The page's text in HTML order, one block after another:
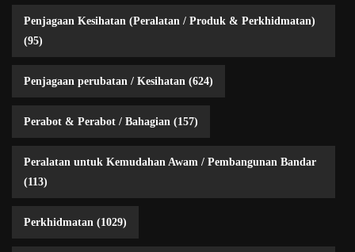
Penjagaan Kesihatan (Peralatan / Produk & Perkhidmatan)
(95)
Penjagaan perubatan / Kesihatan (624)
Perabot & Perabot / Bahagian (157)
Peralatan untuk Kemudahan Awam / Pembangunan Bandar
(113)
Perkhidmatan (1029)